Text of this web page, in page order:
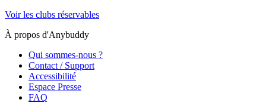
Voir les clubs réservables
À propos d'Anybuddy
Qui sommes-nous ?
Contact / Support
Accessibilité
Espace Presse
FAQ